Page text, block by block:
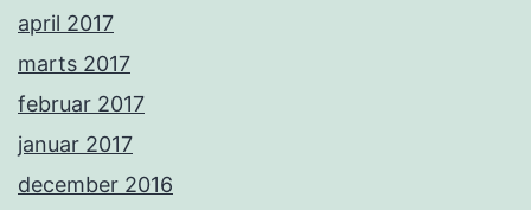
april 2017
marts 2017
februar 2017
januar 2017
december 2016